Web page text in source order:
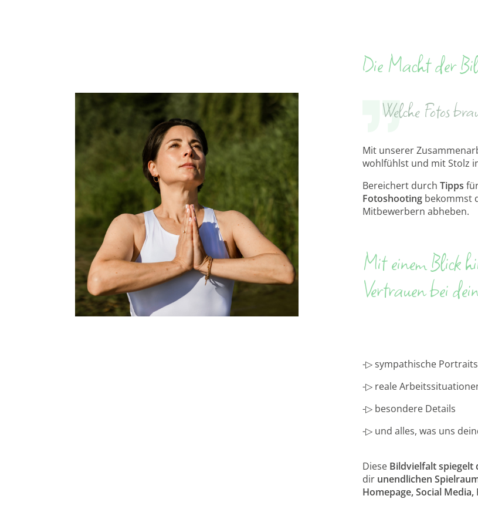
Die Macht der
Welche Fotos
Mit unserer
wohlfühlst und mit Stolz
Bereichert durch Tipps
Fotoshootingbekommst
Mitbewerbern abheben.
Mit einem Blick
Vertrauen bei
-▷ sympathische
-▷ reale
-▷ besondere Details
-▷ und alles, was uns
Diese Bildvielfalt spiegelt
dir unendlichen
Homepage, Social Media,